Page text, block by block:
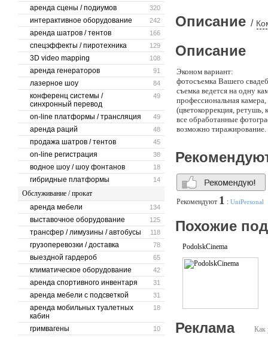
320
аренда сцены / подиумов
242
интерактивное оборудование
166
аренда шатров / тентов
129
спецэффекты / пиротехника
108
3D video mapping
91
аренда генераторов
84
лазерное шоу
49
конференц системы /
синхронный перевод
49
on-line платформы / трансляция
48
аренда раций
45
продажа шатров / тентов
38
on-line регистрация
18
водное шоу / шоу фонтанов
14
гибридные платформы
Обслуживание / прокат
134
аренда мебели
125
выставочное оборудование
118
трансфер / лимузины / автобусы
78
грузоперевозки / доставка
65
выездной гардероб
42
климатическое оборудование
31
аренда спортивного инвентаря
31
аренда мебели с подсветкой
18
аренда мобильных туалетных
кабин
10
гримвагены
Описание /
Описание
Эконом вариант:
фотосъемка Вашего
съемка ведется на одну
профессиональная
(цветокоррекция, ретушь,
все обработанные
возможно тиражирование.
съемка ведется на две
глянцевых журналах);
все полученные
кадрирование);
фотографии, которые
в течение двух месяцев
через 1-1,5 месяца, за
Вариант- Премиум :
фотосъемка Вашего
в течение 1-1,5 месяца
невесты (небольшого
дополнительная печать
Рекомендуют 1 : UniPersonal
Похожие
PodolskCinema
Как
Реклама